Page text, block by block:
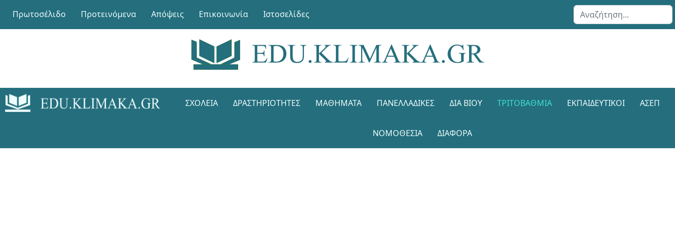
Πρωτοσέλιδο Προτεινόμενα Απόψεις Επικοινωνία Ιστοσελίδες Αναζήτηση...
ΣΧΟΛΕΊΑ ΔΡΑΣΤΗΡΙΌΤΗΤΕΣ ΜΑΘΉΜΑΤΑ ΠΑΝΕΛΛΑΔΙΚΈΣ ΔΙΑ ΒΊΟΥ ΤΡΙΤΟΒΆΘΜΙΑ ΕΚΠΑΙΔΕΥΤΙΚΟΊ ΑΣΕΠ
ΝΟΜΟΘΕΣΊΑ ΔΙΑΦΟΡΑ